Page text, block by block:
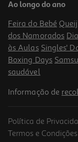
6.09 €/Kg
6,09 €
Ao longo do ano
Feira do Bebé
dos Namorados
às Aulas Singles'
Boxing Days
saudável
Informação de
Política de
Termos e Condições